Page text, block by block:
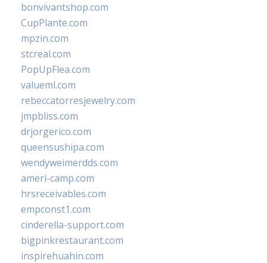
bonvivantshop.com
CupPlante.com
mpzin.com
stcreal.com
PopUpFlea.com
valueml.com
rebeccatorresjewelry.com
jmpbliss.com
drjorgerico.com
queensushipa.com
wendyweimerdds.com
ameri-camp.com
hrsreceivables.com
empconst1.com
cinderella-support.com
bigpinkrestaurant.com
inspirehuahin.com